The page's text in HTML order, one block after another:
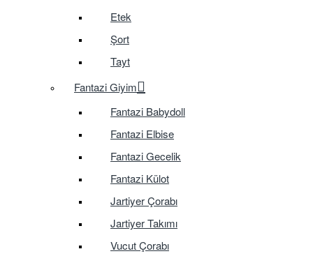
Etek
Şort
Tayt
Fantazi Giyim
Fantazi Babydoll
Fantazi Elbise
Fantazi Gecelik
Fantazi Külot
Jartiyer Çorabı
Jartiyer Takımı
Vucut Çorabı